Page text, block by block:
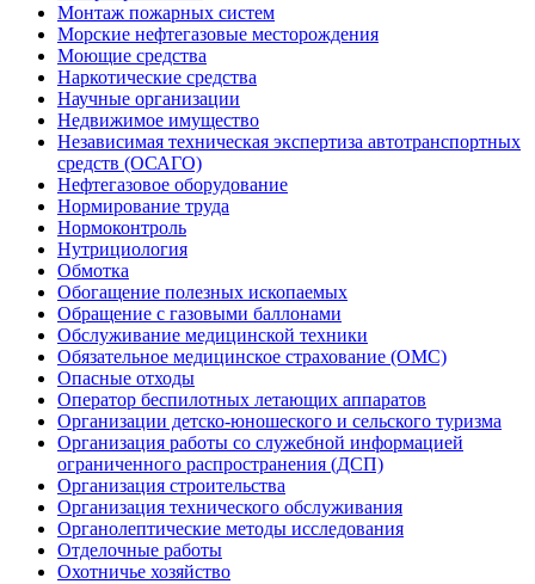
Монтаж пожарных систем
Морские нефтегазовые месторождения
Моющие средства
Наркотические средства
Научные организации
Недвижимое имущество
Независимая техническая экспертиза автотранспортных
средств (ОСАГО)
Нефтегазовое оборудование
Нормирование труда
Нормоконтроль
Нутрициология
Обмотка
Обогащение полезных ископаемых
Обращение с газовыми баллонами
Обслуживание медицинской техники
Обязательное медицинское страхование (ОМС)
Опасные отходы
Оператор беспилотных летающих аппаратов
Организации детско-юношеского и сельского туризма
Организация работы со служебной информацией
ограниченного распространения (ДСП)
Организация строительства
Организация технического обслуживания
Органолептические методы исследования
Отделочные работы
Охотничье хозяйство